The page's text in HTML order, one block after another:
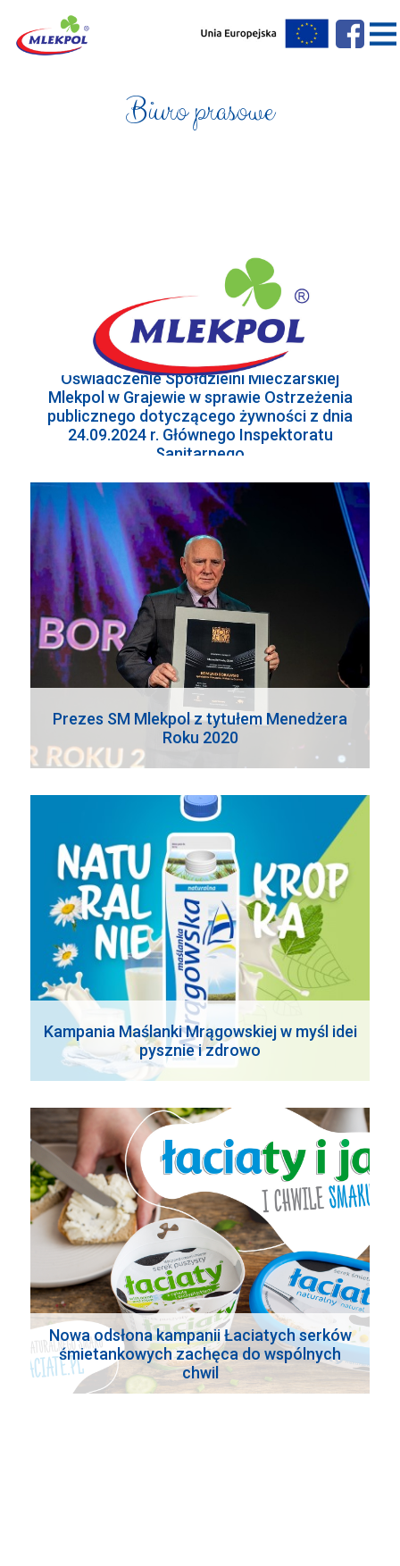
Biuro prasowe
Oświadczenie Spółdzielni Mleczarskiej
Mlekpol w Grajewie w sprawie Ostrzeżenia
publicznego dotyczącego żywności z dnia
24.09.2024 r. Głównego Inspektoratu
Sanitarnego
Prezes SM Mlekpol z tytułem Menedżera
Roku 2020
Kampania Maślanki Mrągowskiej w myśl idei
pysznie i zdrowo
Nowa odsłona kampanii Łaciatych serków
śmietankowych zachęca do wspólnych
chwil